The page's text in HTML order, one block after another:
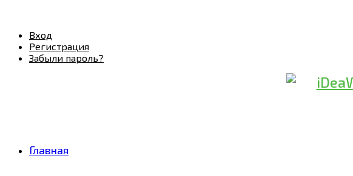
Вход
Регистрация
Забыли пароль?
Главная